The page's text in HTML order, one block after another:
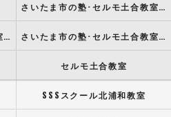
さいたま市の塾･セルモ土合教室の口コミ情報
さいたま市の塾･セルモ土合教室の評判 さいたま市の塾･セルモ土合教室のお客様の声
セルモ土合教室
SSSスクール北浦和教室